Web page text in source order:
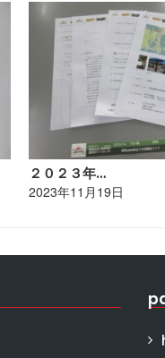
２０２３年…
2023年11月19日